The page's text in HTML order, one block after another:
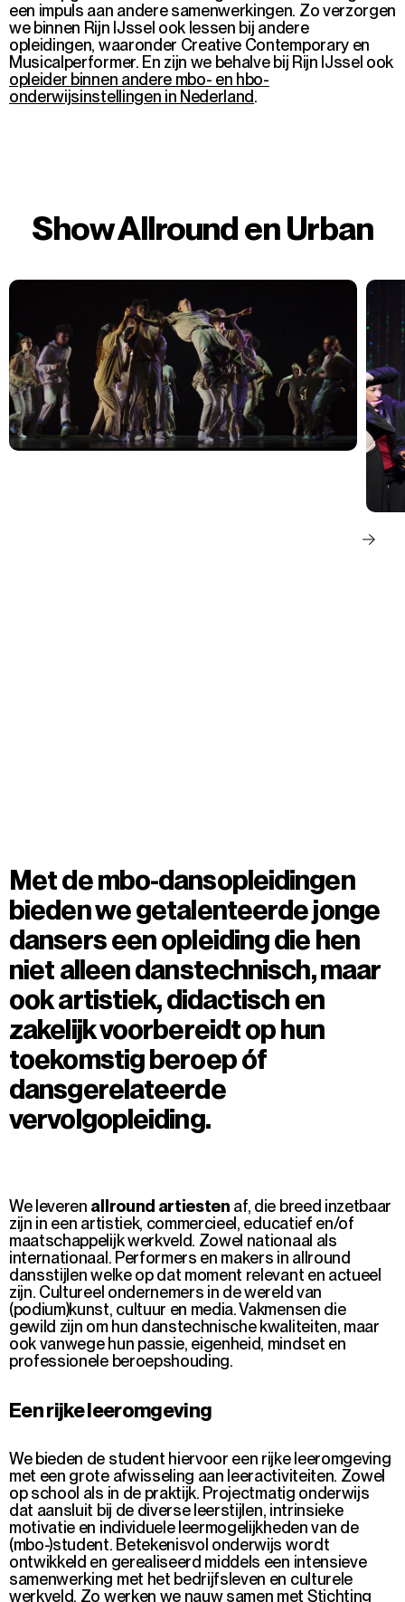
een impuls aan andere samenwerkingen. Zo verzorgen
we binnen Rijn IJssel ook lessen bij andere
opleidingen, waaronder Creative Contemporary en
Musicalperformer. En zijn we behalve bij Rijn IJssel ook
opleider binnen andere mbo- en hbo-
onderwijsinstellingen in Nederland.
Show Allround en Urban
Met de mbo-dansopleidingen
bieden we getalenteerde jonge
dansers een opleiding die hen
niet alleen danstechnisch, maar
ook artistiek, didactisch en
zakelijk voorbereidt op hun
toekomstig beroep óf
dansgerelateerde
vervolgopleiding.
We leveren allround artiesten af, die breed inzetbaar
zijn in een artistiek, commercieel, educatief en/of
maatschappelijk werkveld. Zowel nationaal als
internationaal. Performers en makers in allround
dansstijlen welke op dat moment relevant en actueel
zijn. Cultureel ondernemers in de wereld van
(podium)kunst, cultuur en media. Vakmensen die
gewild zijn om hun danstechnische kwaliteiten, maar
ook vanwege hun passie, eigenheid, mindset en
professionele beroepshouding.
Een rijke leeromgeving
We bieden de student hiervoor een rijke leeromgeving
met een grote afwisseling aan leeractiviteiten. Zowel
op school als in de praktijk. Projectmatig onderwijs
dat aansluit bij de diverse leerstijlen, intrinsieke
motivatie en individuele leermogelijkheden van de
(mbo-)student. Betekenisvol onderwijs wordt
ontwikkeld en gerealiseerd middels een intensieve
samenwerking met het bedrijfsleven en culturele
werkveld. Zo werken we nauw samen met Stichting